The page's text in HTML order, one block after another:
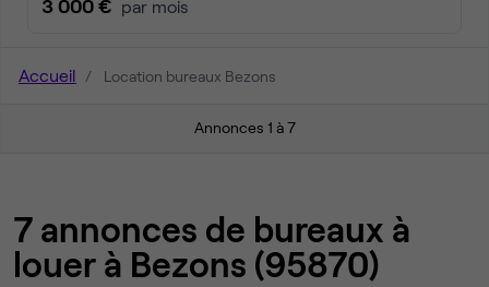
3 000 € par mois
Accueil Location bureaux Bezons
Annonces 1 à 7
7 annonces de bureaux à
louer à Bezons (95870)